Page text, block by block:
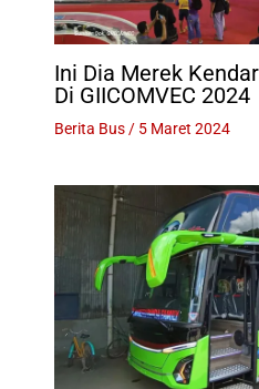
Ini Dia Merek
Di GIICOMVEC 2024
Berita Bus/ 5 Maret 2024